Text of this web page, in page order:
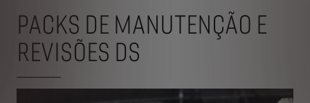
PACKS DE MANUTENÇÃO E
REVISÕES DS